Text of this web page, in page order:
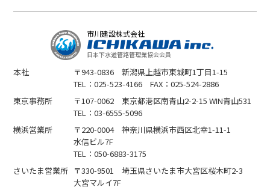
市川建設株式会社
日本下水道管路管理業協会会員
本社
〒943-0836 新潟県上越市東城町1丁目1-15
TEL：025-523-4166 FAX：025-524-2886
東京事務所
〒107-0062 東京都港区南青山2-2-15 WIN青山531
TEL：03-6555-5096
横浜営業所
〒220-0004 神奈川県横浜市西区北幸1-11-1
水信ビル7F
TEL：050-6883-3175
さいたま営業所 〒330-9501 埼玉県さいたま市大宮区桜木町2-3
大宮マルイ7F